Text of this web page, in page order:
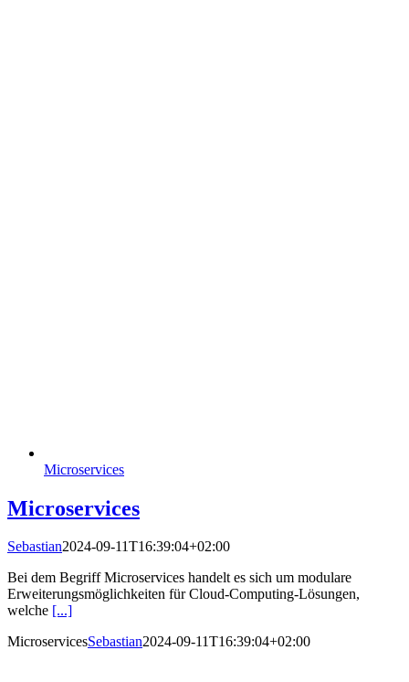
Microservices
Microservices
Sebastian2024-09-11T16:39:04+02:00
Bei dem Begriff Microservices handelt es sich um modulare
Erweiterungsmöglichkeiten für Cloud-Computing-Lösungen,
welche [...]
MicroservicesSebastian2024-09-11T16:39:04+02:00